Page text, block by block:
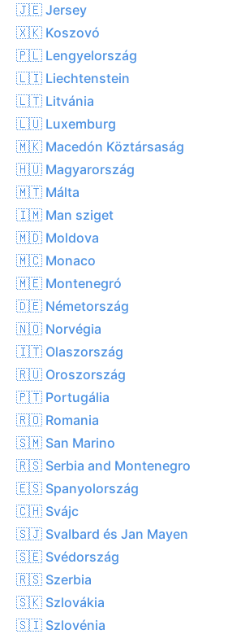
🇯🇪 Jersey
🇽🇰 Koszovó
🇵🇱 Lengyelország
🇱🇮 Liechtenstein
🇱🇹 Litvánia
🇱🇺 Luxemburg
🇲🇰 Macedón Köztársaság
🇭🇺 Magyarország
🇲🇹 Málta
🇮🇲 Man sziget
🇲🇩 Moldova
🇲🇨 Monaco
🇲🇪 Montenegró
🇩🇪 Németország
🇳🇴 Norvégia
🇮🇹 Olaszország
🇷🇺 Oroszország
🇵🇹 Portugália
🇷🇴 Romania
🇸🇲 San Marino
🇷🇸 Serbia and Montenegro
🇪🇸 Spanyolország
🇨🇭 Svájc
🇸🇯 Svalbard és Jan Mayen
🇸🇪 Svédország
🇷🇸 Szerbia
🇸🇰 Szlovákia
🇸🇮 Szlovénia